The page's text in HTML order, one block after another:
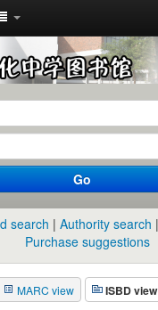
Go
search Authority search
Purchase suggestions
MARC view ISBD view